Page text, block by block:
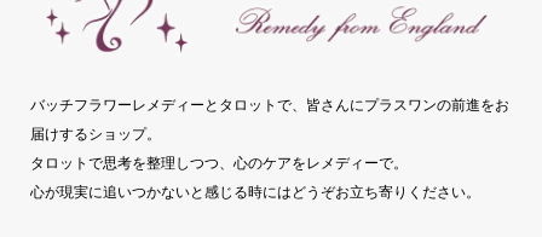
バッチフラワーレメディーとタロットで、皆さんにプラスワンの前進をお
届けするショップ。
タロットで思考を整理しつつ、心のケアをレメディーで。
心が現実に追いつかないと感じる時にはどうぞお立ち寄りください。